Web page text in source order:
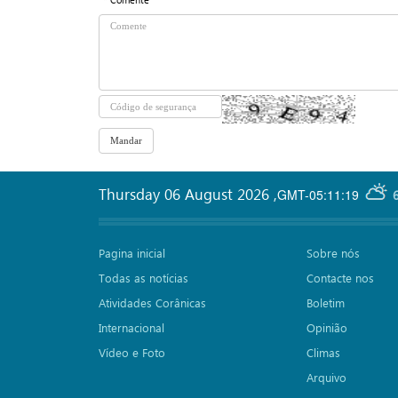
GMT-05:11:19
Thursday 06 August 2026 ,
Pagina inicial
Todas as notícias
Atividades Corânicas
Internacional
Vídeo e Foto
Sobre nós
Contacte nos
Boletim
Opinião
Climas
Arquivo